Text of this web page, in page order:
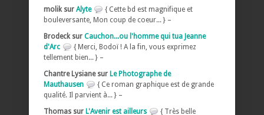
molik sur Alyte
{ Cette bd est magnifique et
bouleversante, Mon coup de coeur... } –
Brodeck sur Cauchon...ou l'homme qui tua Jeanne
d'Arc
{ Merci, Bodoï ! A la fin, vous exprimez
tellement bien... } –
Chantre Lysiane sur Le Photographe de
Mauthausen
{ Ce roman graphique est de grande
qualité. Il parvient à... } –
Thomas sur L'Avenir est ailleurs
{ Très belle